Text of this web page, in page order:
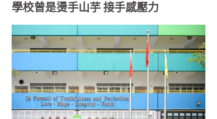
學校曾是燙手山芋 接手感壓力